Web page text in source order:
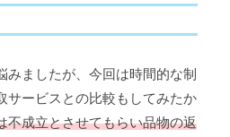
みましたが、今回は時間的な制
サービスとの比較もしてみたか
不成立とさせてもらい品物の返